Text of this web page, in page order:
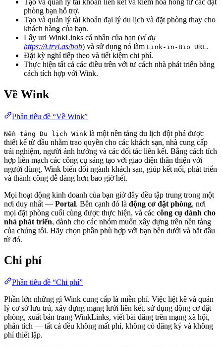
phòng bạn hỗ trợ.
Tạo và quản lý tài khoản đại lý du lịch và đặt phòng thay cho
khách hàng của bạn.
Lấy url WinkLinks cá nhân của bạn (ví dụ
https://i.trvl.as/bob) và sử dụng nó làm Link-in-Bio URL .
Đặt kỳ nghỉ tiếp theo và tiết kiệm chi phí.
Thực hiện tất cả các điều trên với tư cách nhà phát triển bằng
cách tích hợp với Wink.
Về Wink
Phần tiêu đề “Về Wink”
Nền tảng Du lịch Wink là một nền tảng du lịch đột phá được
thiết kế từ đầu nhằm trao quyền cho các khách sạn, nhà cung cấp
trải nghiệm, người ảnh hưởng và các đối tác liên kết. Bằng cách tích
hợp liền mạch các công cụ sáng tạo với giao diện thân thiện với
người dùng, Wink biến đổi ngành khách sạn, giúp kết nối, phát triển
và thành công dễ dàng hơn bao giờ hết.
Mọi hoạt động kinh doanh của bạn giờ đây đều tập trung trong một
nơi duy nhất — Portal. Bên cạnh đó là động cơ đặt phòng, nơi
mọi đặt phòng cuối cùng được thực hiện, và các công cụ dành cho
nhà phát triển, dành cho các nhóm muốn xây dựng trên nền tảng
của chúng tôi. Hãy chọn phần phù hợp với bạn bên dưới và bắt đầu
từ đó.
Chi phí
Phần tiêu đề “Chi phí”
Phần lớn những gì Wink cung cấp là miễn phí. Việc liệt kê và quản
lý cơ sở lưu trú, xây dựng mạng lưới liên kết, sử dụng động cơ đặt
phòng, xuất bản trang WinkLinks, viết bài đăng trên mạng xã hội,
phân tích — tất cả đều không mất phí, không có đăng ký và không
phí thiết lập.